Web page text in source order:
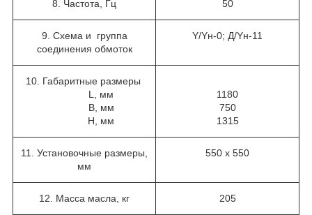
8. Частота, Гц 50
9. Схема и группа
соединения обмоток
Y/Yн-0; Д/Yн-11
10. Габаритные размеры
L, мм
B, мм
H, мм
1180
750
1315
11. Установочные размеры,
мм
550 х 550
12. Масса масла, кг 205